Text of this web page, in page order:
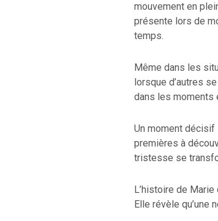
mouvement en
présente lors de
temps.
Même dans les
lorsque d’autres
dans les moments
Un moment
premières à
tristesse se
L’histoire de
Elle révèle